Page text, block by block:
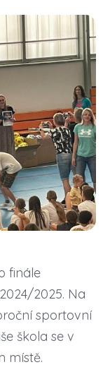
finále
2025. Na
sportovní
škola se v
místě.